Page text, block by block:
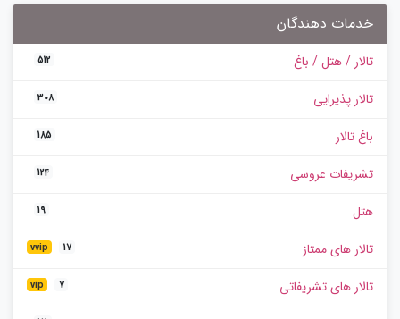
خدمات دهندگان
تالار / هتل / باغ 512
تالار پذیرایی 308
باغ تالار 185
تشریفات عروسی 124
هتل 19
تالار های ممتاز vvip 17
تالار های تشریفاتی vip 7